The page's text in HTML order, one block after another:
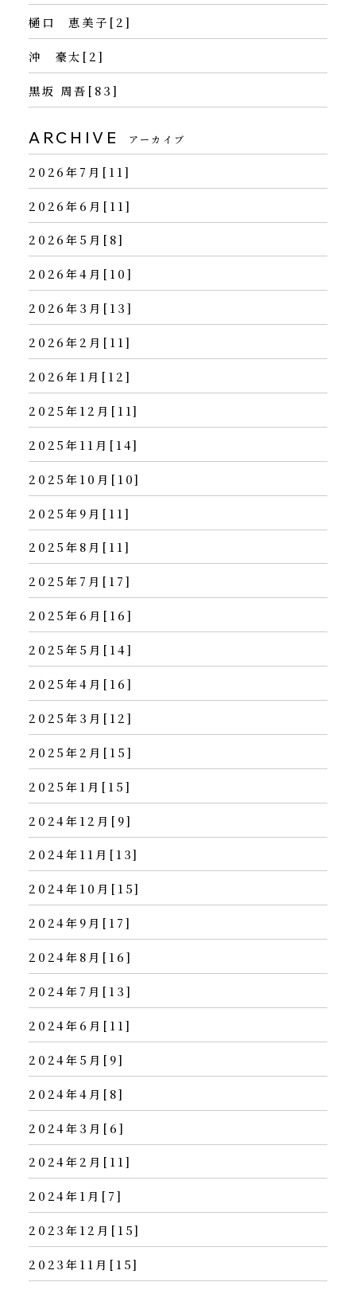
樋口 恵美子[2]
沖 豪太[2]
黒坂 周吾[83]
ARCHIVE アーカイブ
2026年7月[11]
2026年6月[11]
2026年5月[8]
2026年4月[10]
2026年3月[13]
2026年2月[11]
2026年1月[12]
2025年12月[11]
2025年11月[14]
2025年10月[10]
2025年9月[11]
2025年8月[11]
2025年7月[17]
2025年6月[16]
2025年5月[14]
2025年4月[16]
2025年3月[12]
2025年2月[15]
2025年1月[15]
2024年12月[9]
2024年11月[13]
2024年10月[15]
2024年9月[17]
2024年8月[16]
2024年7月[13]
2024年6月[11]
2024年5月[9]
2024年4月[8]
2024年3月[6]
2024年2月[11]
2024年1月[7]
2023年12月[15]
2023年11月[15]